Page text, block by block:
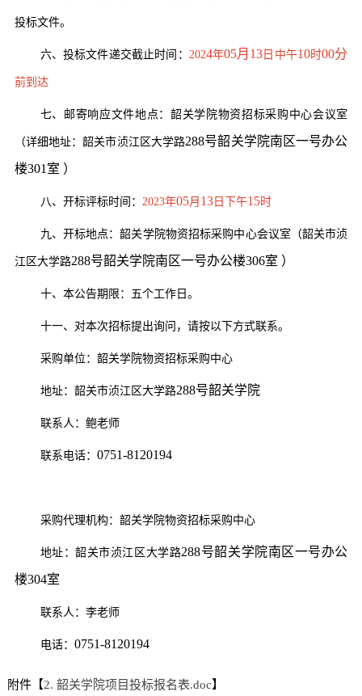
投标文件。
六、投标文件递交截止时间： 2024年05月13 日 中午10时00分
前到达
七、邮寄响应文件地点：韶关学院物资招标采购中心会议室
（详细地址：韶关市浈江区大学路288号韶关学院南区一号办公
楼301室 ）
八、开标评标时间： 2023年05月 13日 下午15时
九、开标地点：韶关学院物资招标采购中心会议室（韶关市浈
江区大学路288号韶关学院南区一号办公楼306室 ）
十、本公告期限：五个工作日。
十一、对本次招标提出询问，请按以下方式联系。
采购单位：韶关学院物资招标采购中心
地址：韶关市浈江区大学路288号韶关学院
联系人：鲍老师
联系电话： 0751-8120194
采购代理机构：韶关学院物资招标采购中心
地址：韶关市浈江区大学路288号韶关学院南区一号办公
楼304室
联系人：李老师
电话： 0751-8120194
附件【2. 韶关学院项目投标报名表.doc】